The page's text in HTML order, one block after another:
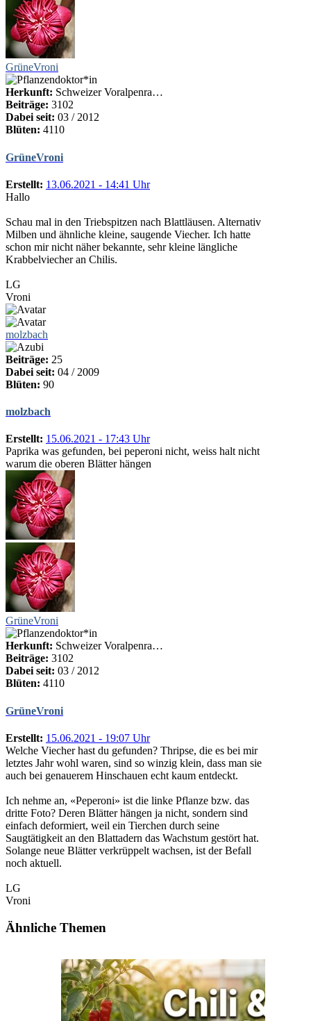
GrüneVroni
Herkunft: Schweizer Voralpenra…
Beiträge: 3102
Dabei seit: 03 / 2012
Blüten: 4110
GrüneVroni
Erstellt: 13.06.2021 - 14:41 Uhr
Hallo
Schau mal in den Triebspitzen nach Blattläusen. Alternativ
Milben und ähnliche kleine, saugende Viecher. Ich hatte
schon mir nicht näher bekannte, sehr kleine längliche
Krabbelviecher an Chilis.
LG
Vroni
molzbach
Beiträge: 25
Dabei seit: 04 / 2009
Blüten: 90
molzbach
Erstellt: 15.06.2021 - 17:43 Uhr
Paprika was gefunden, bei peperoni nicht, weiss halt nicht
warum die oberen Blätter hängen
GrüneVroni
Herkunft: Schweizer Voralpenra…
Beiträge: 3102
Dabei seit: 03 / 2012
Blüten: 4110
GrüneVroni
Erstellt: 15.06.2021 - 19:07 Uhr
Welche Viecher hast du gefunden? Thripse, die es bei mir
letztes Jahr wohl waren, sind so winzig klein, dass man sie
auch bei genauerem Hinschauen echt kaum entdeckt.
Ich nehme an, «Peperoni» ist die linke Pflanze bzw. das
dritte Foto? Deren Blätter hängen ja nicht, sondern sind
einfach deformiert, weil ein Tierchen durch seine
Saugtätigkeit an den Blattadern das Wachstum gestört hat.
Solange neue Blätter verkrüppelt wachsen, ist der Befall
noch aktuell.
LG
Vroni
Ähnliche Themen